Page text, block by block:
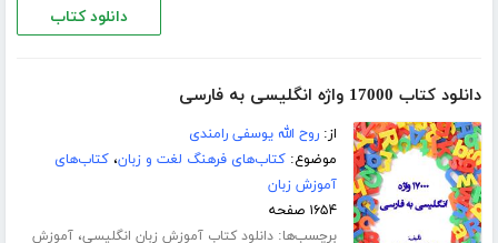
دانلود کتاب
دانلود کتاب 17000 واژه انگلیسی به فارسی
از:روح الله یوسفی رامندی
موضوع:کتاب‌های فرهنگ لغت و زبان،کتاب‌های
آموزش زبان
۱۶۵۴ صفحه
برچسب‌ها:دانلود کتاب آموزش زبان انگلیسی،آموزش